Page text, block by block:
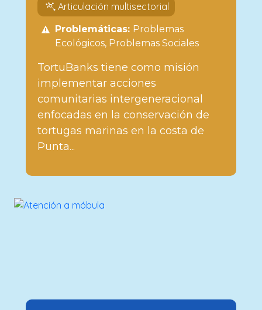
Articulación multisectorial
Problemáticas: Problemas
Ecológicos Problemas Sociales
TortuBanks tiene como misión
implementar acciones
comunitarias intergeneracional
enfocadas en la conservación de
tortugas marinas en la costa de
Punta...